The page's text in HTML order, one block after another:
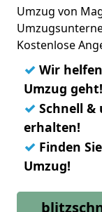
Umzug von
Kostenlose
✓ Wir
Umzug geht!
✓ Schnell
erhalten!
✓ Finden
Umzug!